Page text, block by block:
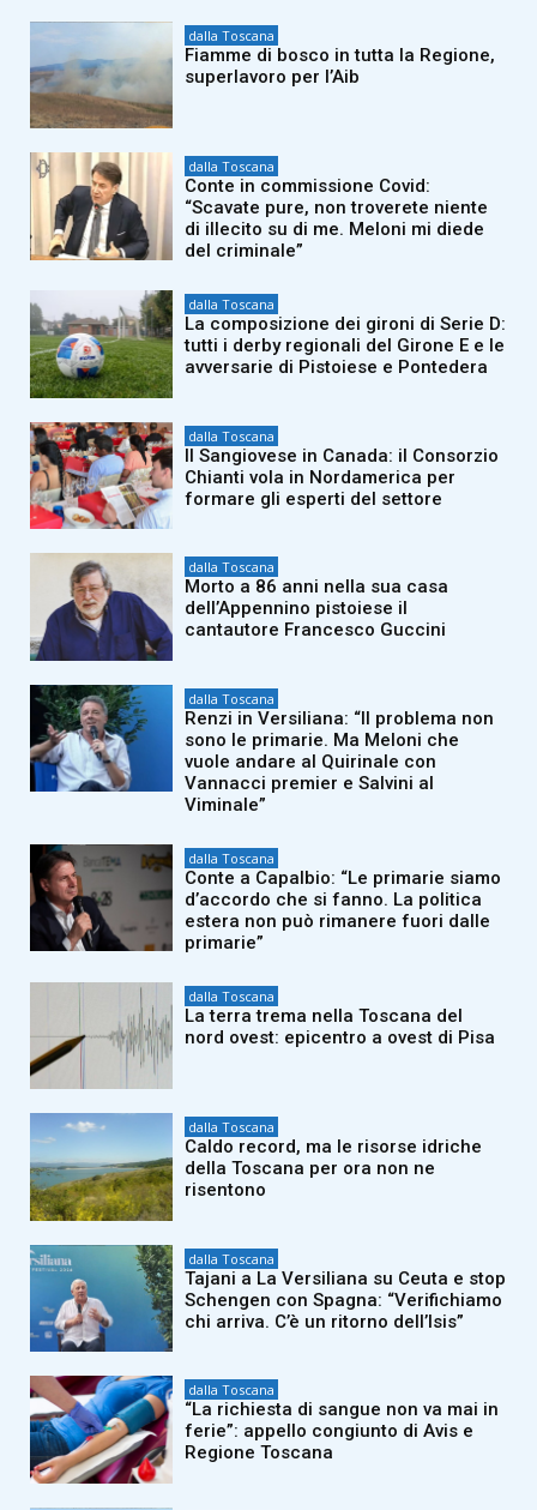
dalla Toscana
Fiamme di bosco in tutta la Regione,
superlavoro per l’Aib
dalla Toscana
Conte in commissione Covid:
“Scavate pure, non troverete niente
di illecito su di me. Meloni mi diede
del criminale”
dalla Toscana
La composizione dei gironi di Serie D:
tutti i derby regionali del Girone E e le
avversarie di Pistoiese e Pontedera
dalla Toscana
Il Sangiovese in Canada: il Consorzio
Chianti vola in Nordamerica per
formare gli esperti del settore
dalla Toscana
Morto a 86 anni nella sua casa
dell’Appennino pistoiese il
cantautore Francesco Guccini
dalla Toscana
Renzi in Versiliana: “Il problema non
sono le primarie. Ma Meloni che
vuole andare al Quirinale con
Vannacci premier e Salvini al
Viminale”
dalla Toscana
Conte a Capalbio: “Le primarie siamo
d’accordo che si fanno. La politica
estera non può rimanere fuori dalle
primarie”
dalla Toscana
La terra trema nella Toscana del
nord ovest: epicentro a ovest di Pisa
dalla Toscana
Caldo record, ma le risorse idriche
della Toscana per ora non ne
risentono
dalla Toscana
Tajani a La Versiliana su Ceuta e stop
Schengen con Spagna: “Verifichiamo
chi arriva. C’è un ritorno dell’Isis”
dalla Toscana
“La richiesta di sangue non va mai in
ferie”: appello congiunto di Avis e
Regione Toscana